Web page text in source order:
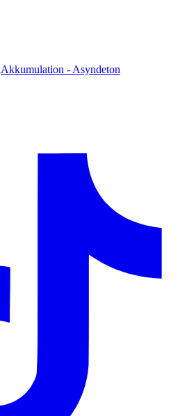
Akkumulation - Asyndeton